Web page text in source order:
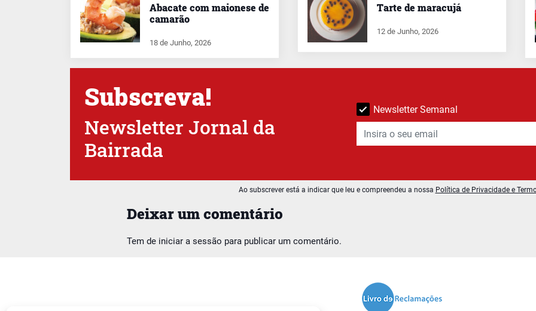
Deixar um comentário
Tem de iniciar a sessão para publicar um comentário.
Abacate com maionese de
camarão
18 de Junho, 2026
Tarte de maracujá
12 de Junho, 2026
Subscreva!
Newsletter Jornal da
Bairrada
Newsletter Semanal
Ao subscrever está a indicar que leu e compreendeu a nossa Política de Privacidade e